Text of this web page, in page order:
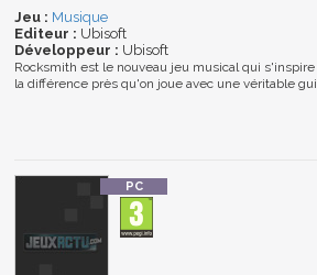
Jeu : Musique
Editeur : Ubisoft
Développeur : Ubisoft
Rocksmith est le nouveau jeu musical qui s'inspire
la différence près qu'on joue avec une véritable